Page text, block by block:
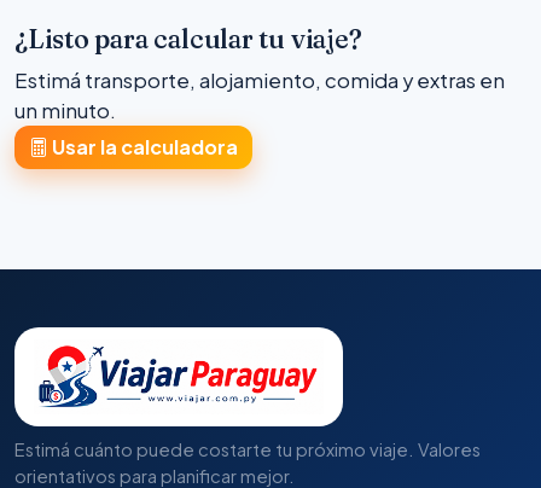
¿Listo para calcular tu viaje?
Estimá transporte, alojamiento, comida y extras en
un minuto.
Usar la calculadora
Estimá cuánto puede costarte tu próximo viaje. Valores
orientativos para planificar mejor.